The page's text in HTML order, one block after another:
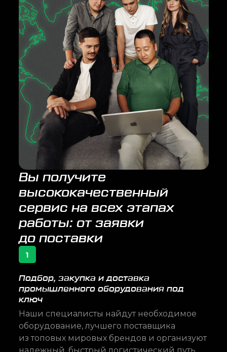
Вы получите
высококачественный
сервис на всех этапах
работы: от заявки
до поставки
1
Подбор, закупка и доставка
промышленного оборудования под
ключ
Наши специалисты найдут необходимое
оборудование, лучшего поставщика
из топовых мировых брендов и организуют